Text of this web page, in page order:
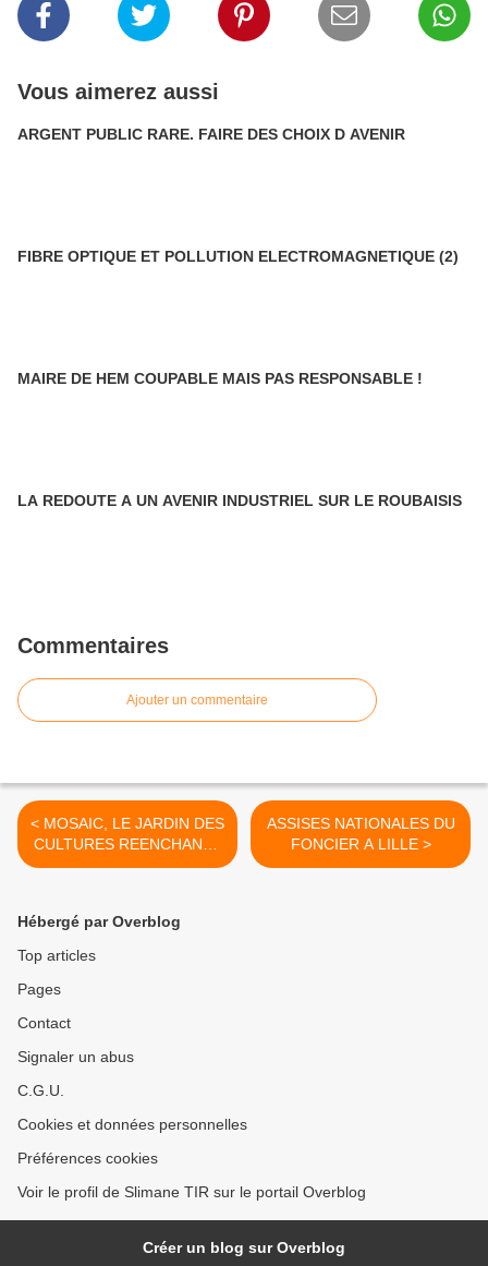
Vous aimerez aussi
ARGENT PUBLIC RARE. FAIRE DES CHOIX D AVENIR
FIBRE OPTIQUE ET POLLUTION ELECTROMAGNETIQUE (2)
MAIRE DE HEM COUPABLE MAIS PAS RESPONSABLE !
LA REDOUTE A UN AVENIR INDUSTRIEL SUR LE ROUBAISIS
Commentaires
Ajouter un commentaire
< MOSAIC, LE JARDIN DES
CULTURES REENCHANTE
LES CULTURES DES
ASSISES NATIONALES DU
FONCIER A LILLE >
Hébergé par Overblog
Top articles
Pages
Contact
Signaler un abus
C.G.U.
Cookies et données personnelles
Préférences cookies
Voir le profil de Slimane TIR sur le portail Overblog
Créer un blog sur Overblog